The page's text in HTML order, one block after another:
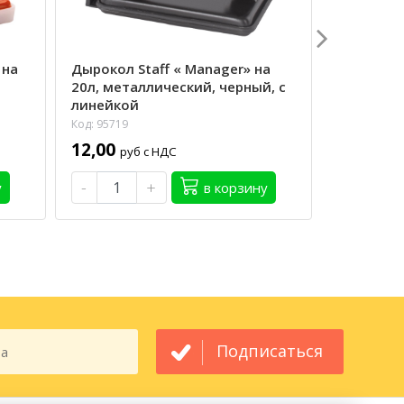
Дырокол Staff « Manager» на
20л, металлический, черный, с
линейкой
Код: 95719
12,00 руб с НДС
- + в корзину
Подписаться